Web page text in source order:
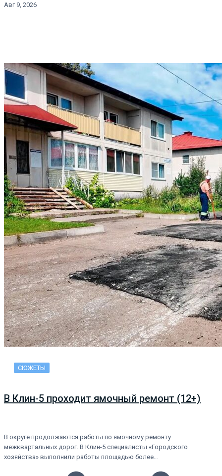
Авг 9, 2026
СЮЖЕТЫ
В Клин-5 проходит ямочный ремонт (12+)
В округе продолжаются работы по ямочному ремонту
межквартальных дорог. В Клин-5 специалисты «Городского
хозяйства» выполнили работы площадью более…